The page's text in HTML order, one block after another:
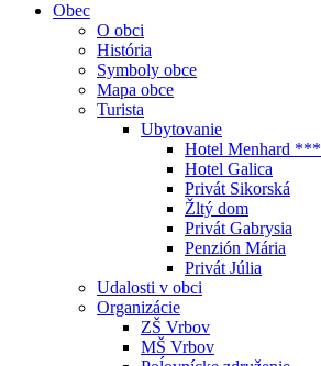
Obec
O obci
História
Symboly obce
Mapa obce
Turista
Ubytovanie
Hotel Menhard ***
Hotel Galica
Privát Sikorská
Žltý dom
Privát Gabrysia
Penzión Mária
Privát Júlia
Udalosti v obci
Organizácie
ZŠ Vrbov
MŠ Vrbov